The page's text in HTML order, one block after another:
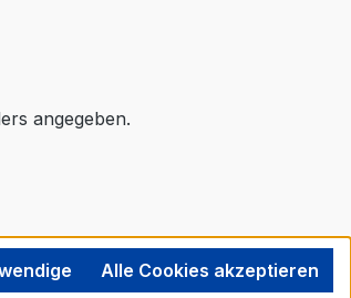
angegeben.
Alle Cookies akzeptieren